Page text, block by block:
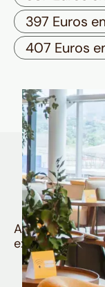
397 Euros
407 Euros
Aproveite
exclusivas da